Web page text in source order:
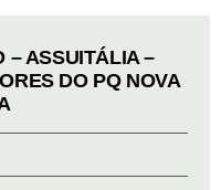
– ASSUITÁLIA –
DO PQ NOVA